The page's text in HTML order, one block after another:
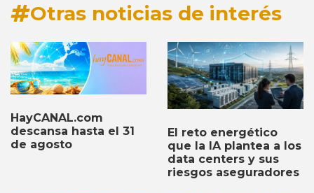
Otras noticias de interés
HayCANAL.com
descansa hasta el 31
de agosto
El reto energético
que la IA plantea a los
data centers y sus
riesgos aseguradores